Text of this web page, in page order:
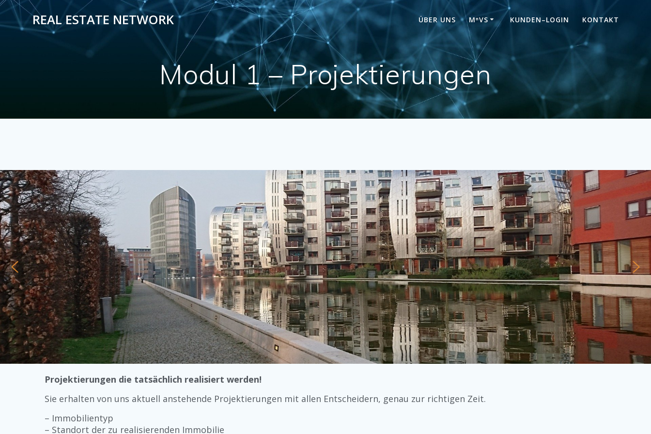
REAL ESTATE NETWORK ÜBER UNS MⁿVS KUNDEN–LOGIN KONTAKT
Modul 1 – Projektierungen
Projektierungen die tatsächlich realisiert werden!
Sie erhalten von uns aktuell anstehende Projektierungen mit allen Entscheidern, genau zur richtigen Zeit.
– Immobilientyp
– Standort der zu realisierenden Immobilie